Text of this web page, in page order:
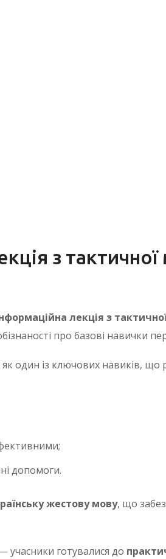
з
лекція з
про базові навички
як один із ключових навиків, що
допомоги.
жестову мову, що
учасники готувалися до